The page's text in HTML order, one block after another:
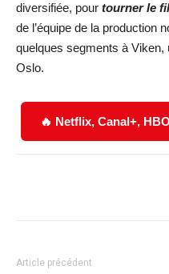
diversifiée, pour tourner le
de l’équipe de la production
quelques segments à
Oslo.
🔥 Netflix, Canal+,
Article précédent